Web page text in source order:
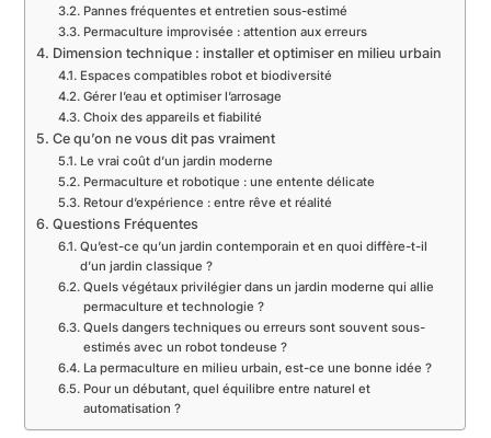
Pannes fréquentes et entretien sous-estimé
Permaculture improvisée : attention aux erreurs
Dimension technique : installer et optimiser en milieu urbain
Espaces compatibles robot et biodiversité
Gérer l’eau et optimiser l’arrosage
Choix des appareils et fiabilité
Ce qu’on ne vous dit pas vraiment
Le vrai coût d’un jardin moderne
Permaculture et robotique : une entente délicate
Retour d’expérience : entre rêve et réalité
Questions Fréquentes
Qu’est-ce qu’un jardin contemporain et en quoi diffère-t-il
d’un jardin classique ?
Quels végétaux privilégier dans un jardin moderne qui allie
permaculture et technologie ?
Quels dangers techniques ou erreurs sont souvent sous-
estimés avec un robot tondeuse ?
La permaculture en milieu urbain, est-ce une bonne idée ?
Pour un débutant, quel équilibre entre naturel et
automatisation ?